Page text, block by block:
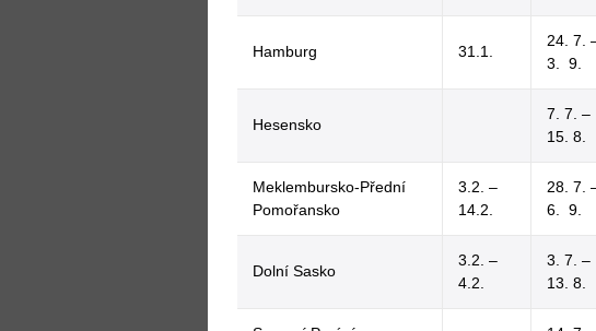
Hamburg 31.1.
24. 7.
3. 9.
Hesensko
7. 7. –
15. 8.
Meklembursko-Přední
Pomořansko
3.2. –
14.2.
28. 7.
6. 9.
Dolní Sasko
3.2. –
4.2.
3. 7. –
13. 8.